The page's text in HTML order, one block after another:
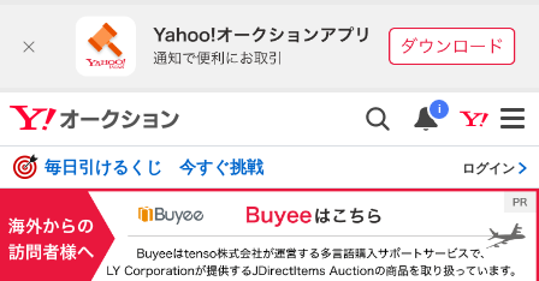
i
毎日引けるくじ 今すぐ挑戦 ログイン